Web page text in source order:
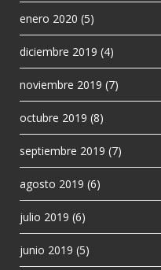
enero 2020 (5)
diciembre 2019 (4)
noviembre 2019 (7)
octubre 2019 (8)
septiembre 2019 (7)
agosto 2019 (6)
julio 2019 (6)
junio 2019 (5)